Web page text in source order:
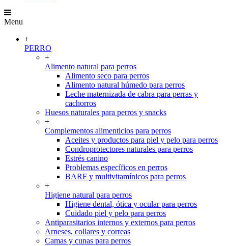
Menu
+
PERRO
+
Alimento natural para perros
Alimento seco para perros
Alimento natural húmedo para perros
Leche maternizada de cabra para perras y
cachorros
Huesos naturales para perros y snacks
+
Complementos alimenticios para perros
Aceites y productos para piel y pelo para perros
Condroprotectores naturales para perros
Estrés canino
Problemas específicos en perros
BARF y multivitamínicos para perros
+
Higiene natural para perros
Higiene dental, ótica y ocular para perros
Cuidado piel y pelo para perros
Antiparasitarios internos y externos para perros
Arneses, collares y correas
Camas y cunas para perros